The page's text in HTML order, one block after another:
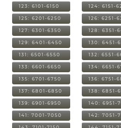
123: 6101-6150 124: 6151-
125: 6201-6250 126: 6251-
127: 6301-6350 128: 6351-
129: 6401-6450 130: 6451-
131: 6501-6550 132: 6551-
133: 6601-6650 134: 6651-
135: 6701-6750 136: 6751-
137: 6801-6850 138: 6851-
139: 6901-6950 140: 6951-
141: 7001-7050 142: 7051-